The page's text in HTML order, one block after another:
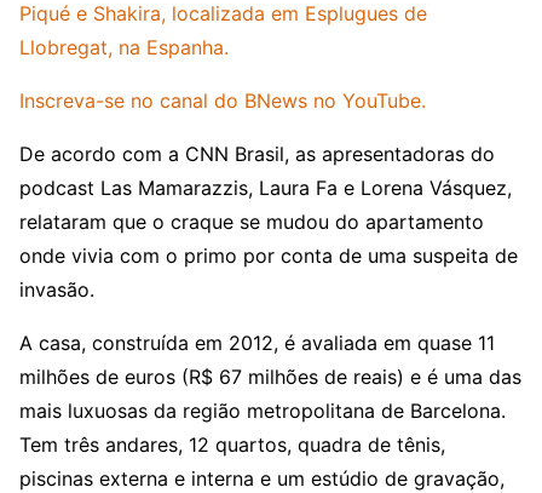
Piqué e Shakira, localizada em Esplugues de
Llobregat, na Espanha.
Inscreva-se no canal do BNews no YouTube.
De acordo com a CNN Brasil, as apresentadoras do
podcast Las Mamarazzis, Laura Fa e Lorena Vásquez,
relataram que o craque se mudou do apartamento
onde vivia com o primo por conta de uma suspeita de
invasão.
A casa, construída em 2012, é avaliada em quase 11
milhões de euros (R$ 67 milhões de reais) e é uma das
mais luxuosas da região metropolitana de Barcelona.
Tem três andares, 12 quartos, quadra de tênis,
piscinas externa e interna e um estúdio de gravação,